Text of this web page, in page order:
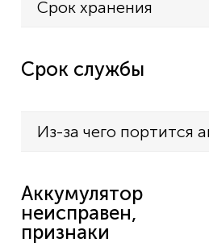
Срок хранения
Срок службы
Из-за чего портится
Аккумулятор
неисправен,
признаки